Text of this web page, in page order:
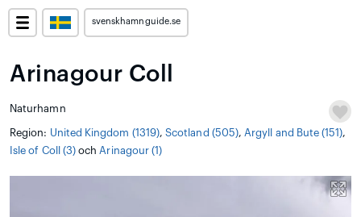
svenskhamnguide.se
Arinagour Coll
Naturhamn
Region: United Kingdom (1319),Scotland (505), Argyll and Bute (151),
Isle of Coll (3) och Arinagour (1)